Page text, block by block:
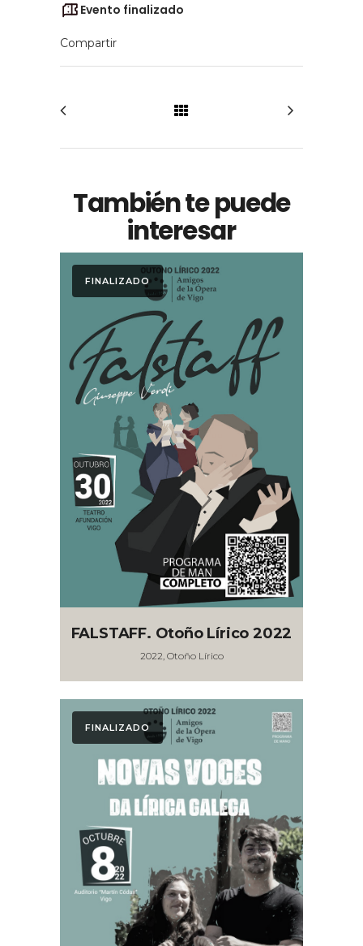
Evento finalizado
También te puede
interesar
FINALIZADO
FALSTAFF. Otoño Lírico 2022
2022, Otoño Lírico
FINALIZADO